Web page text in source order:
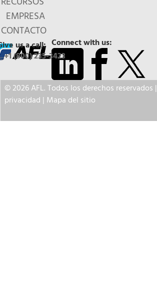
EMPRESA
CONTACTO
Connect with us:
us a call:
+1 (800) 235-3423
© 2026 AFL. Todos los derechos reservados |
privacidad | Mapa del sitio